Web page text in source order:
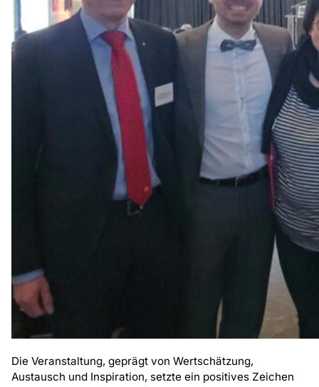
Die Veranstaltung, geprägt von Wertschätzung,
Austausch und Inspiration, setzte ein positives Zeichen